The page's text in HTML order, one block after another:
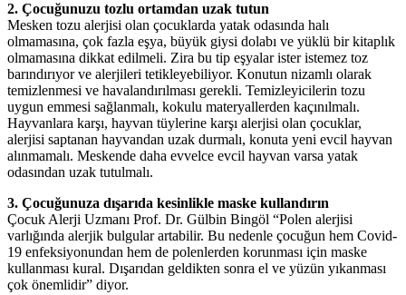
2. Çocuğunuzu tozlu ortamdan uzak tutun
Mesken tozu alerjisi olan çocuklarda yatak odasında halı
olmamasına, çok fazla eşya, büyük giysi dolabı ve yüklü bir kitaplık
olmamasına dikkat edilmeli. Zira bu tip eşyalar ister istemez toz
barındırıyor ve alerjileri tetikleyebiliyor. Konutun nizamlı olarak
temizlenmesi ve havalandırılması gerekli. Temizleyicilerin tozu
uygun emmesi sağlanmalı, kokulu materyallerden kaçınılmalı.
Hayvanlara karşı, hayvan tüylerine karşı alerjisi olan çocuklar,
alerjisi saptanan hayvandan uzak durmalı, konuta yeni evcil hayvan
alınmamalı. Meskende daha evvelce evcil hayvan varsa yatak
odasından uzak tutulmalı.
3. Çocuğunuza dışarıda kesinlikle maske kullandırın
Çocuk Alerji Uzmanı Prof. Dr. Gülbin Bingöl “Polen alerjisi
varlığında alerjik bulgular artabilir. Bu nedenle çocuğun hem Covid-
19 enfeksiyonundan hem de polenlerden korunması için maske
kullanması kural. Dışarıdan geldikten sonra el ve yüzün yıkanması
çok önemlidir” diyor.